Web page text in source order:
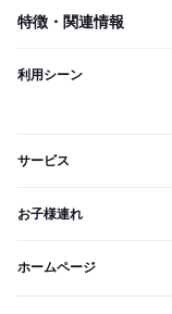
特徴・関連情報
利用シーン
サービス
お子様連れ
ホームページ